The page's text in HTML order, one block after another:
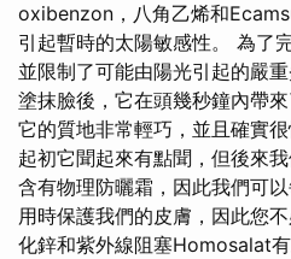
oxibenzon，八角乙烯和
引起暫時的太陽敏感性。 為了
並限制了可能由陽光引起的嚴
塗抹臉後，它在頭幾秒鐘內帶
它的質地非常輕巧，並且確實
起初它聞起來有點聞，但後來
含有物理防曬霜，因此我們可
用時保護我們的皮膚，因此您
化鋅和紫外線阻塞Homosalat